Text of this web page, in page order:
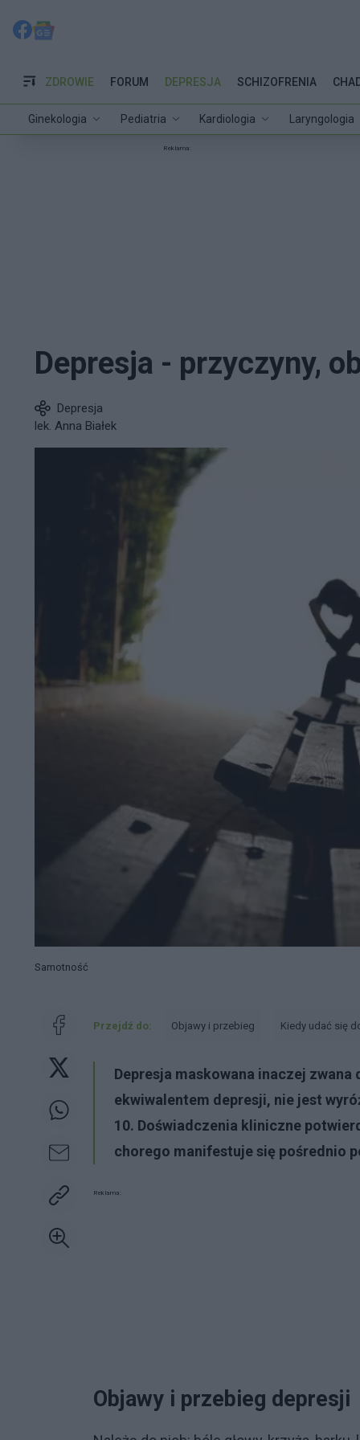
ZDROWIE
Ginekologia Pediatria Kardiologia Laryngologia
FORUM DEPRESJA SCHIZOFRENIA
Reklama:
Depresja - przyczyny,
Depresja
lek. Anna Białek
Samotność
Przejdź do: Objawy i przebieg Kiedy udać się
Depresja maskowana inaczej zwana
ekwiwalentem depresji, nie jest
10. Doświadczenia kliniczne
chorego manifestuje się pośrednio
Reklama:
Objawy i przebieg depresji